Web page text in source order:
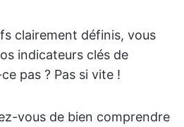
clairement définis, vous
indicateurs clés de
pas ? Pas si vite !
vous de bien comprendre